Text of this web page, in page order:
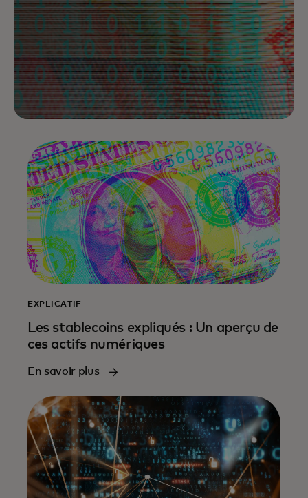
EXPLICATIF
Les stablecoins expliqués : Un aperçu de
ces actifs numériques
En savoir plus